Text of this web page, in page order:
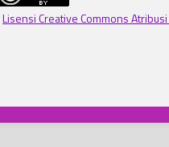
Lisensi Creative Commons